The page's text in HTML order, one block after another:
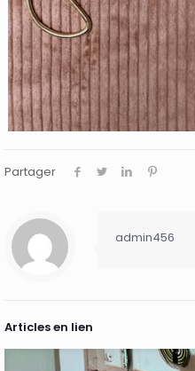
Partager
admin456
Articles en lien